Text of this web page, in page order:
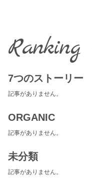
Ranking
7つのストーリー
記事がありません。
ORGANIC
記事がありません。
未分類
記事がありません。